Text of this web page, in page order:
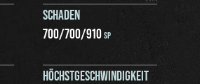
SCHADEN
700/700/910SP
HÖCHSTGESCHWINDIGKEIT